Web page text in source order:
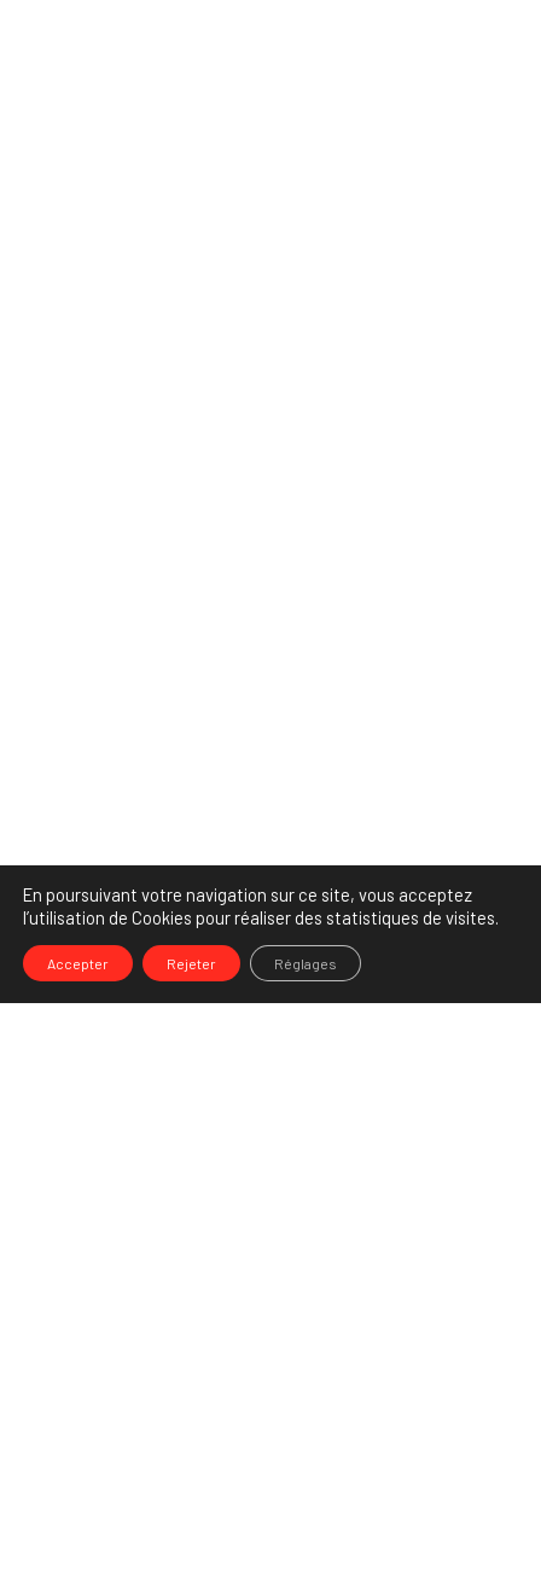
En poursuivant votre navigation sur ce site, vous acceptez
l’utilisation de Cookies pour réaliser des statistiques de visites.
Accepter Rejeter Réglages